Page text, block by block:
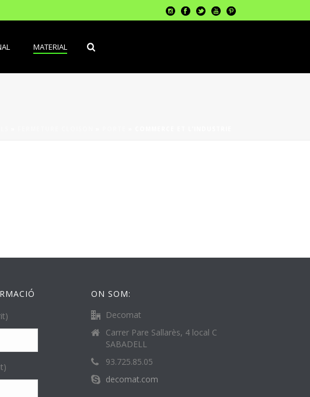
MATERIAL
ON SOM:
Decomat
Carrer Pare Sallarès, 4 local C
SABADELL
93.725.85.05
decomat.com